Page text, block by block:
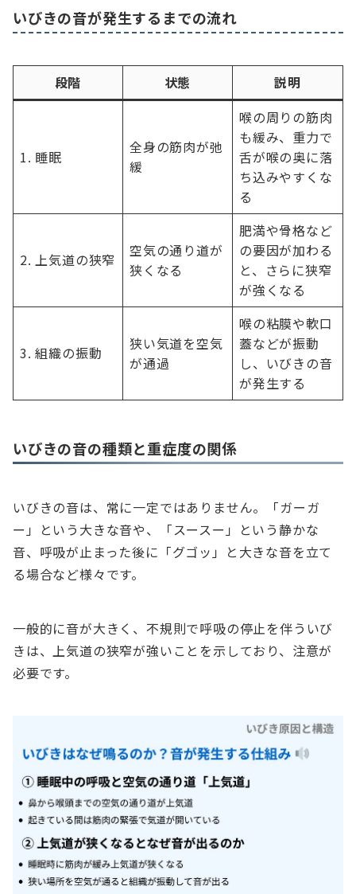
いびきの音が発生するまでの流れ
段階 状態 説明
1. 睡眠
全身の筋肉が弛
緩
喉の周りの筋肉
も緩み、重力で
舌が喉の奥に落
ち込みやすくな
る
2. 上気道の狭窄
空気の通り道が
狭くなる
肥満や骨格など
の要因が加わる
と、さらに狭窄
が強くなる
3. 組織の振動
狭い気道を空気
が通過
喉の粘膜や軟口
蓋などが振動
し、いびきの音
が発生する
いびきの音の種類と重症度の関係
いびきの音は、常に一定ではありません。「ガーガ
ー」という大きな音や、「スースー」という静かな
音、呼吸が止まった後に「グゴッ」と大きな音を立て
る場合など様々です。
一般的に音が大きく、不規則で呼吸の停止を伴ういび
きは、上気道の狭窄が強いことを示しており、注意が
必要です。